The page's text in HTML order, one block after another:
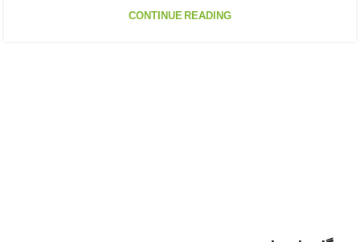
CONTINUE READING